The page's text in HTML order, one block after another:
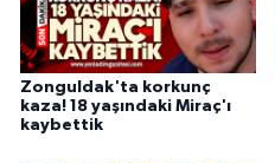
Zonguldak'ta korkunç
kaza! 18 yaşındaki Miraç'ı
kaybettik